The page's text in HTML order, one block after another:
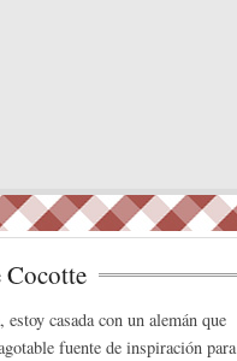
Cocotte
casada con un alemán que
fuente de inspiración para